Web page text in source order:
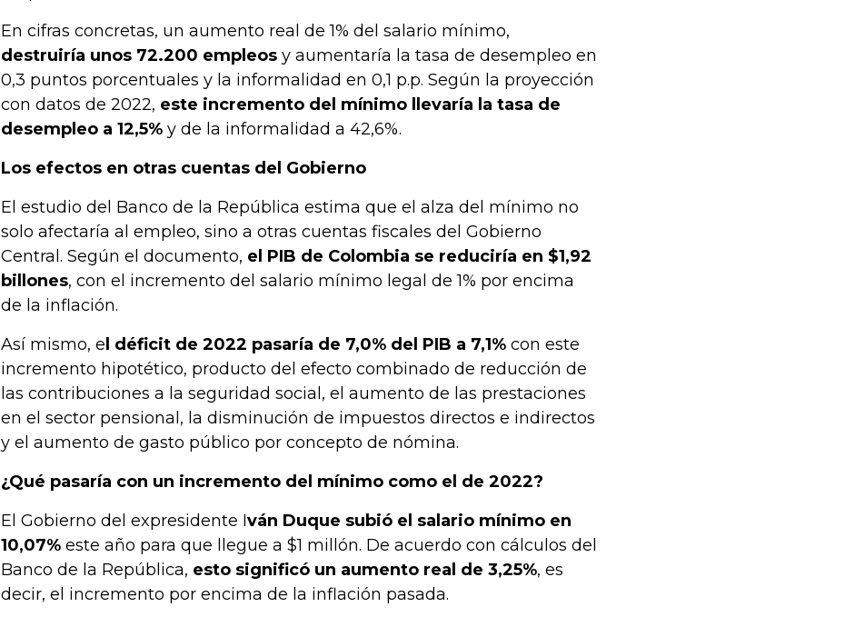
En cifras concretas, un aumento real de 1% del salario mínimo,
destruiría unos 72.200 empleos y aumentaría la tasa de desempleo en
0,3 puntos porcentuales y la informalidad en 0,1 p.p. Según la proyección
con datos de 2022, este incremento del mínimo llevaría la tasa de
desempleo a 12,5% y de la informalidad a 42,6%.
Los efectos en otras cuentas del Gobierno
El estudio del Banco de la República estima que el alza del mínimo no
solo afectaría al empleo, sino a otras cuentas fiscales del Gobierno
Central. Según el documento, el PIB de Colombia se reduciría en $1,92
billones, con el incremento del salario mínimo legal de 1% por encima
de la inflación.
Así mismo, e l déficit de 2022 pasaría de 7,0% del PIB a 7,1% con este
incremento hipotético, producto del efecto combinado de reducción de
las contribuciones a la seguridad social, el aumento de las prestaciones
en el sector pensional, la disminución de impuestos directos e indirectos
y el aumento de gasto público por concepto de nómina.
¿Qué pasaría con un incremento del mínimo como el de 2022?
El Gobierno del expresidente Iván Duque subió el salario mínimo en
10,07% este año para que llegue a $1 millón. De acuerdo con cálculos del
Banco de la República, esto significó un aumento real de 3,25%, es
decir, el incremento por encima de la inflación pasada.